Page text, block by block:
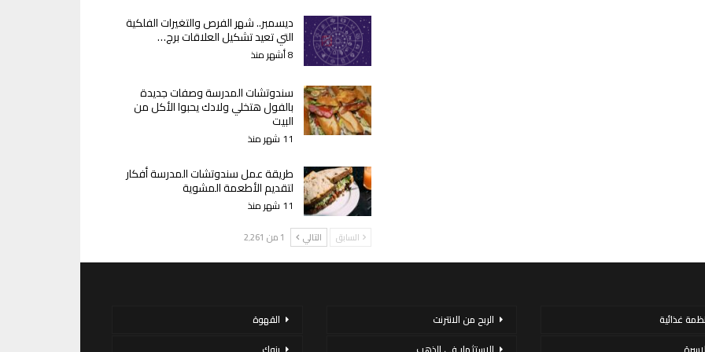
ديسمبر.. شهر الفرص والتغيرات الفلكية
التي تعيد تشكيل العلاقات برج…
8 أشهر منذ
سندوتشات المدرسة وصفات جديدة
بالفول هتخلي ولادك يحبوا الأكل من
البيت
11 شهر منذ
طريقة عمل سندوتشات المدرسة أفكار
لتقديم الأطعمة المشوية
11 شهر منذ
السابق التالي 1 من 2٬261
غذائية
الربح من الانترنت
القهوة